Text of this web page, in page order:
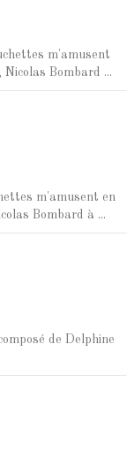
m'amusent
Bombard ...
m'amusent en
Bombard à ...
de Delphine